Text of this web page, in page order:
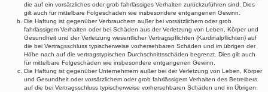
die auf ein vorsätzliches oder grob fahrlässiges Verhalten zurückzuführen sind. Dies
gilt auch für mittelbare Folgeschäden wie insbesondere entgangenen Gewinn.
Die Haftung ist gegenüber Verbrauchern außer bei vorsätzlichem oder grob
fahrlässigem Verhalten oder bei Schäden aus der Verletzung von Leben, Körper und
Gesundheit und der Verletzung wesentlicher Vertragspflichten (Kardinalpflichten) auf
die bei Vertragsschluss typischerweise vorhersehbaren Schäden und im übrigen der
Höhe nach auf die vertragstypischen Durchschnittsschäden begrenzt. Dies gilt auch
für mittelbare Folgeschäden wie insbesondere entgangenen Gewinn.
Die Haftung ist gegenüber Unternehmern außer bei der Verletzung von Leben, Körper
und Gesundheit oder vorsätzlichem oder grob fahrlässigem Verhalten des Betreibers
auf die bei Vertragsschluss typischerweise vorhersehbaren Schäden und im Übrigen